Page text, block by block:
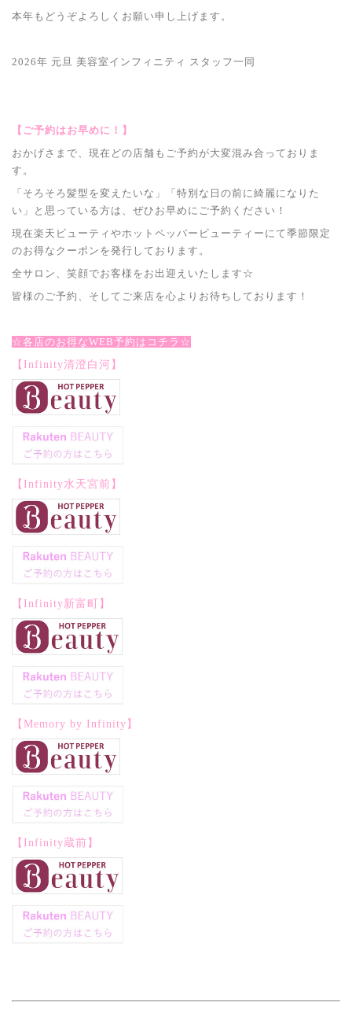
本年もどうぞよろしくお願い申し上げます。
2026年 元旦 美容室インフィニティ スタッフ一同
【ご予約はお早めに！】
おかげさまで、現在どの店舗もご予約が大変混み合っておりま
す。
「そろそろ髪型を変えたいな」「特別な日の前に綺麗になりた
い」と思っている方は、ぜひお早めにご予約ください！
現在楽天ビューティやホットペッパービューティーにて季節限定
のお得なクーポンを発行しております。
全サロン、笑顔でお客様をお出迎えいたします☆
皆様のご予約、そしてご来店を心よりお待ちしております！
☆各店のお得なWEB予約はコチラ☆
【Infinity清澄白河】
【Infinity水天宮前】
【Infinity新富町】
【Memory by Infinity】
【Infinity蔵前】